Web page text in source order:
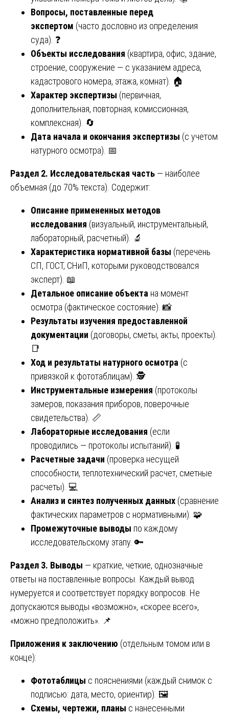
Вопросы, поставленные перед
экспертом (часто дословно из определения
суда). ❓
Объекты исследования (квартира, офис, здание,
строение, сооружение — с указанием адреса,
кадастрового номера, этажа, комнат). 🏠
Характер экспертизы (первичная,
дополнительная, повторная, комиссионная,
комплексная). 🔄
Дата начала и окончания экспертизы (с учетом
натурного осмотра). 📅
Раздел 2. Исследовательская часть — наиболее
объемная (до 70% текста). Содержит:
Описание примененных методов
исследования (визуальный, инструментальный,
лабораторный, расчетный). 🔬
Характеристика нормативной базы (перечень
СП, ГОСТ, СНиП, которыми руководствовался
эксперт). 📖
Детальное описание объекта на момент
осмотра (фактическое состояние). 📸
Результаты изучения предоставленной
документации (договоры, сметы, акты, проекты).
📑
Ход и результаты натурного осмотра (с
привязкой к фототаблицам). 🕵️
Инструментальные измерения (протоколы
замеров, показания приборов, поверочные
свидетельства). 📏
Лабораторные исследования (если
проводились — протоколы испытаний). 🧪
Расчетные задачи (проверка несущей
способности, теплотехнический расчет, сметные
расчеты). 💻
Анализ и синтез полученных данных (сравнение
фактических параметров с нормативными). 🧩
Промежуточные выводы по каждому
исследовательскому этапу. 🔑
Раздел 3. Выводы — краткие, четкие, однозначные
ответы на поставленные вопросы. Каждый вывод
нумеруется и соответствует порядку вопросов. Не
допускаются выводы «возможно», «скорее всего»,
«можно предположить». 📌
Приложения к заключению (отдельным томом или в
конце):
Фототаблицы с пояснениями (каждый снимок с
подписью: дата, место, ориентир). 🖼️
Схемы, чертежи, планы с нанесенными